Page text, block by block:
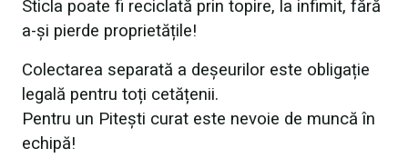
Sticla poate fi reciclată prin topire, la infimit, fără
a-și pierde proprietățile!
Colectarea separată a deșeurilor este obligație
legală pentru toți cetățenii.
Pentru un Pitești curat este nevoie de muncă în
echipă!